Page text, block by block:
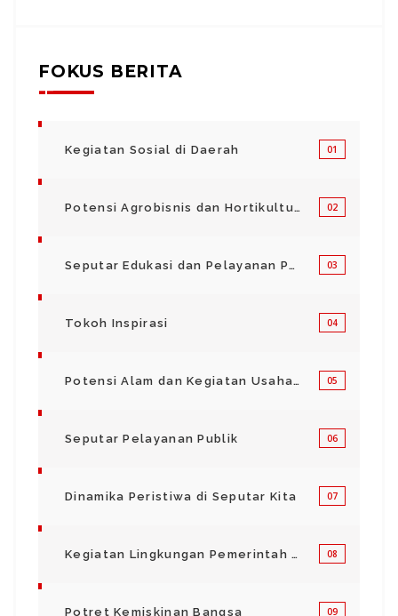
FOKUS BERITA
Kegiatan Sosial di Daerah 01
Potensi Agrobisnis dan Hortikultura 02
Seputar Edukasi dan Pelayanan Pendidikan 03
Tokoh Inspirasi 04
Potensi Alam dan Kegiatan Usaha Kecil Menegah 05
Seputar Pelayanan Publik 06
Dinamika Peristiwa di Seputar Kita 07
Kegiatan Lingkungan Pemerintah Kabupaten di Indonesia 08
Potret Kemiskinan Bangsa 09